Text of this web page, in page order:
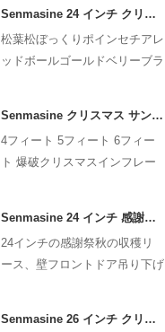
Senmasine 24 インチ クリスマス人工花輪松葉松ぼっくりポインセチア赤いボール ゴールド ベリー ブランチ付き
松葉松ぼっくりポインセチアレ
ッドボールゴールドベリーブラ
Senmasine クリスマス サンタクロース インフレータブル 爆破クリスマス インフレータブル デコレーション ホリデー 冬 屋内 屋外
4フィート 5フィート 6フィー
ト 爆破クリスマスインフレー
ンタクロース インフレータブ
ル
Senmasine 24 インチ 感謝祭秋の収穫リース ハローサイン付き 秋の収穫の葉 ひまわり カボチャパターン リボン付き
24インチの感謝祭秋の収穫リ
ース、壁フロントドア吊り下げ
Senmasine 26 インチ クリスマス フルーツ スワッグ リボン弓付き 人工 PVC 枝葉